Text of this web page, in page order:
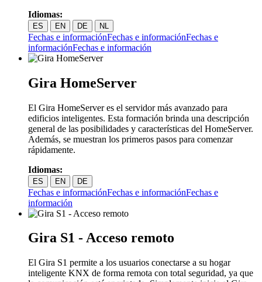
Idiomas:
ES EN DE NL
Fechas e informaciónFechas e informaciónFechas e
informaciónFechas e información
Gira HomeServer
El Gira HomeServer es el servidor más avanzado para
edificios inteligentes. Esta formación brinda una descripción
general de las posibilidades y características del HomeServer.
Además, se muestran los primeros pasos para comenzar
rápidamente.
Idiomas:
ES EN DE
Fechas e informaciónFechas e informaciónFechas e
información
Gira S1 - Acceso remoto
El Gira S1 permite a los usuarios conectarse a su hogar
inteligente KNX de forma remota con total seguridad, ya que